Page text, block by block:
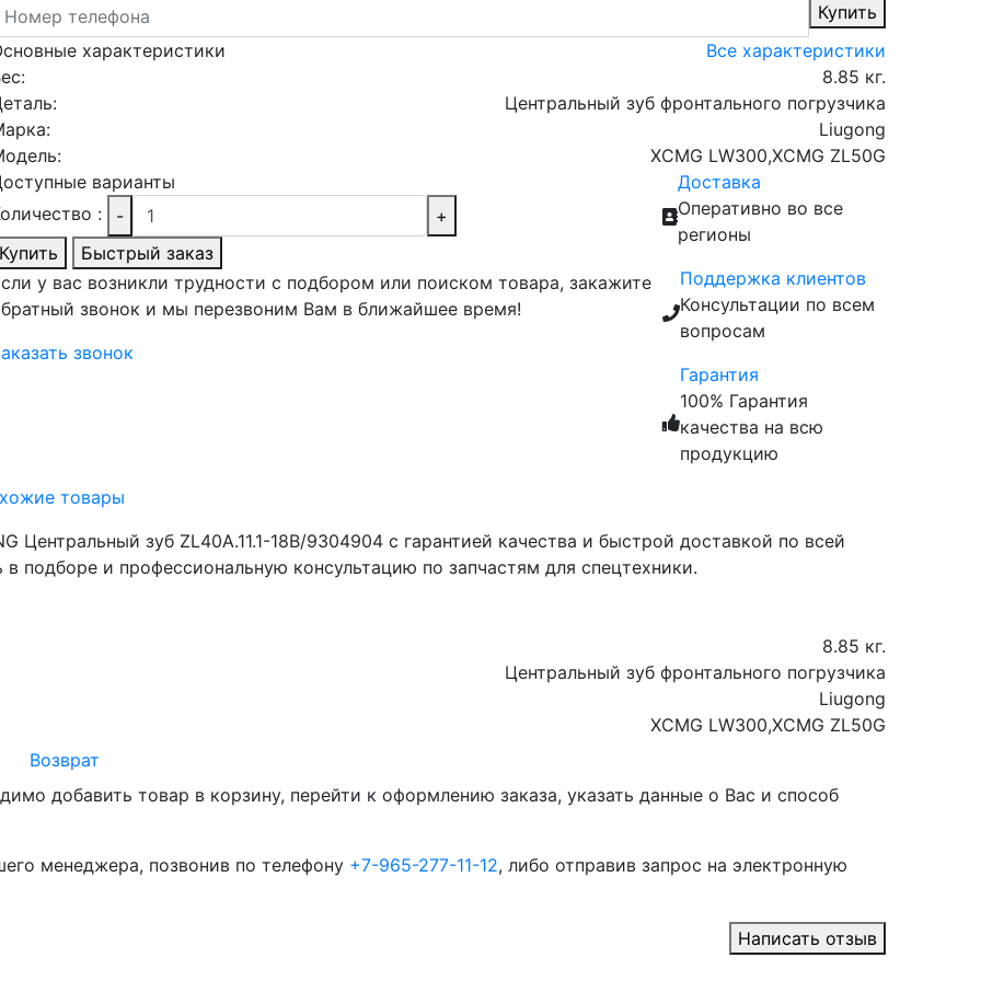
Купить
характеристики
Все характеристики
8.85 кг.
Центральный зуб фронтального погрузчика
Liugong
XCMG LW300,XCMG ZL50G
варианты
:
-
+
Купить
Быстрый заказ
у вас возникли трудности с подбором или поиском товара, закажите
звонок и мы перезвоним Вам в ближайшее время!
звонок
Доставка
Оперативно во все
регионы
Поддержка клиентов
Консультации по всем
вопросам
Гарантия
100% Гарантия
качества на всю
продукцию
товары
Центральный зуб ZL40A.11.1-18B/9304904 с гарантией качества и быстрой доставкой по всей
подборе и профессиональную консультацию по запчастям для спецтехники.
8.85 кг.
Центральный зуб фронтального погрузчика
Liugong
XCMG LW300,XCMG ZL50G
Возврат
добавить товар в корзину, перейти к оформлению заказа, указать данные о Вас и способ
менеджера, позвонив по телефону +7-965-277-11-12, либо отправив запрос на электронную
Написать отзыв